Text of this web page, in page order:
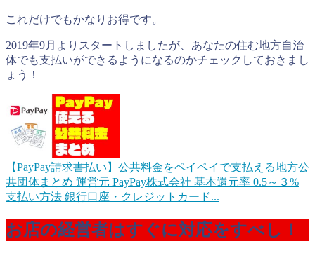
これだけでもかなりお得です。
2019年9月よりスタートしましたが、あなたの住む地方自治
体でも支払いができるようになるのかチェックしておきまし
ょう！
【PayPay請求書払い】公共料金をペイペイで支払える地方公
共団体まとめ 運営元 PayPay株式会社 基本還元率 0.5～３%
支払い方法 銀行口座・クレジットカード...
お店の経営者はすぐに対応をすべし！